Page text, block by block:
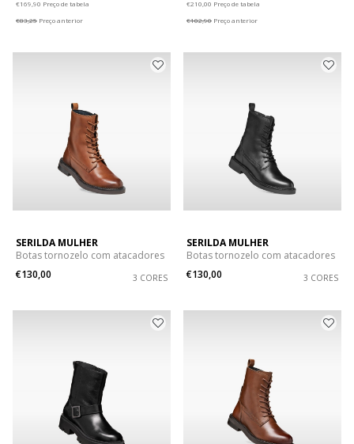
€169,90 Preço de tabela
€83,25 Preço anterior
€210,00 Preço de tabela
€102,90 Preço anterior
SERILDA MULHER
Botas tornozelo com atacadores
€130,00
3 CORES
SERILDA MULHER
Botas tornozelo com atacadores
€130,00
3 CORES